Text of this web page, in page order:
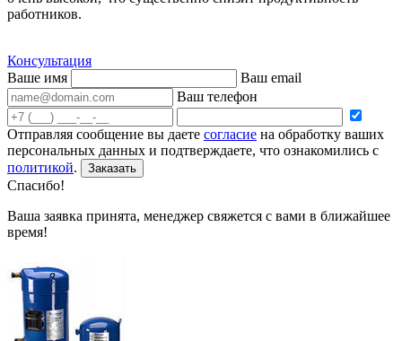
работников.
Консультация
Ваше имя
Ваш email
Ваш телефон
Отправляя сообщение вы даете согласие на обработку ваших
персональных данных и подтверждаете, что ознакомились с
политикой. Заказать
Спасибо!
Ваша заявка принята, менеджер свяжется с вами в ближайшее
время!